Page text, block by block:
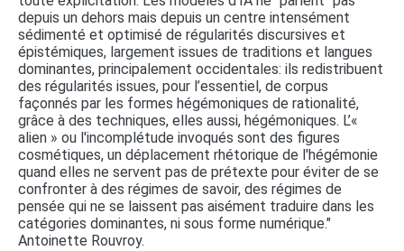
depuis un dehors mais depuis un centre intensément
sédimenté et optimisé de régularités discursives et
épistémiques, largement issues de traditions et langues
dominantes, principalement occidentales: ils redistribuent
des régularités issues, pour l’essentiel, de corpus
façonnés par les formes hégémoniques de rationalité,
grâce à des techniques, elles aussi, hégémoniques. L’«
alien » ou l'incomplétude invoqués sont des figures
cosmétiques, un déplacement rhétorique de l'hégémonie
quand elles ne servent pas de prétexte pour éviter de se
confronter à des régimes de savoir, des régimes de
pensée qui ne se laissent pas aisément traduire dans les
catégories dominantes, ni sous forme numérique."
Antoinette Rouvroy.